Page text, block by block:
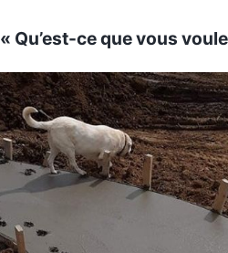
« Qu’est-ce que vous